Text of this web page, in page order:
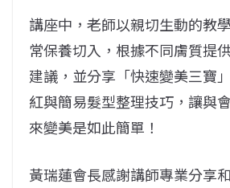
講座中，老師以親切生動的教
常保養切入，根據不同膚質提
建議，並分享「快速變美三寶
紅與簡易髮型整理技巧，讓與
來變美是如此簡單！
黃瑞蓮會長感謝講師專業分享